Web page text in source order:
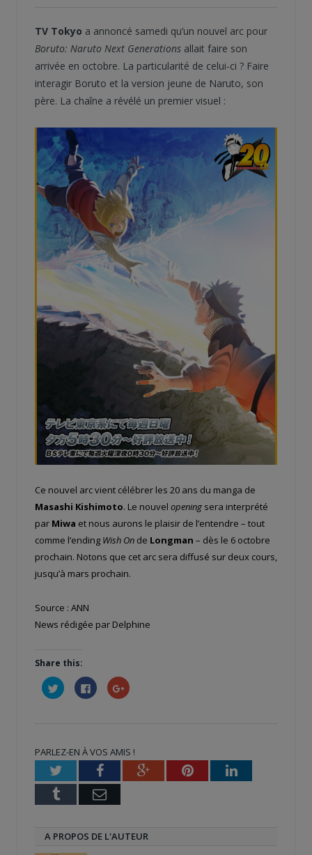
TV Tokyo a annoncé samedi qu’un nouvel arc pour
Boruto: Naruto Next Generations allait faire son
arrivée en octobre. La particularité de celui-ci ? Faire
interagir Boruto et la version jeune de Naruto, son
père. La chaîne a révélé un premier visuel :
Ce nouvel arc vient célébrer les 20 ans du manga de
Masashi Kishimoto. Le nouvel opening sera interprété
par Miwa et nous aurons le plaisir de l’entendre – tout
comme l’ending Wish On de Longman – dès le 6 octobre
prochain. Notons que cet arc sera diffusé sur deux cours,
jusqu’à mars prochain.
Source : ANN
News rédigée par Delphine
Share this:
Cliquez
pour
partager
fenêtre)
Cliquez
pour
partager
fenêtre)
Cliquez
pour
nouvelle
fenêtre)
PARLEZ-EN À VOS AMIS !
TwitterFacebookGoogle+PinterestLinkedIn
Tumblr Email
A PROPOS DE L'AUTEUR